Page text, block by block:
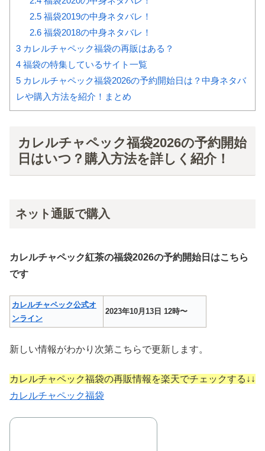
2.5福袋2019の中身ネタバレ！
2.6福袋2018の中身ネタバレ！
3 カレルチャペック福袋の再販はある？
4 福袋の特集しているサイト一覧
5 カレルチャペック福袋2026の予約開始日は？中身ネタバ
レや購入方法を紹介！まとめ
カレルチャペック福袋2026の予約開始
日はいつ？購入方法を詳しく紹介！
ネット通販で購入
カレルチャペック紅茶の福袋2026の予約開始日はこちら
です
カレルチャペック公式オ
ンライン
2023年10月13日 12時〜
新しい情報がわかり次第こちらで更新します。
カレルチャペック福袋の再販情報を楽天でチェックする↓↓
カレルチャペック福袋